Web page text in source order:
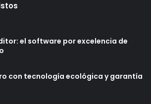
el software por excelencia de
con tecnología ecológica y garantía